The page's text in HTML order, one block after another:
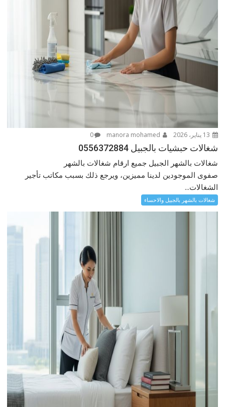
0
شغالات حبشيات بالجبيل 0556372884
شغالات بالشهر الجبيل جميع ارقام شغالات بالشهر
صفوى الموجودين لدينا مميزين، ويرجع ذلك بسبب مكاتب تأجير
الشغالات...
شغالات بالشهر بالجبيل والاحساء